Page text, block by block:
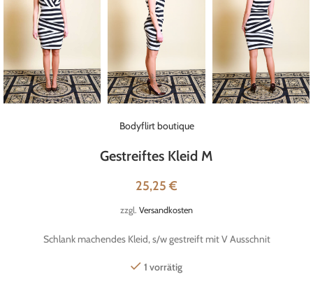
Bodyflirt boutique
Gestreiftes Kleid M
25,25 €
zzgl. Versandkosten
Schlank machendes Kleid, s/w gestreift mit V Ausschnit
1 vorrätig